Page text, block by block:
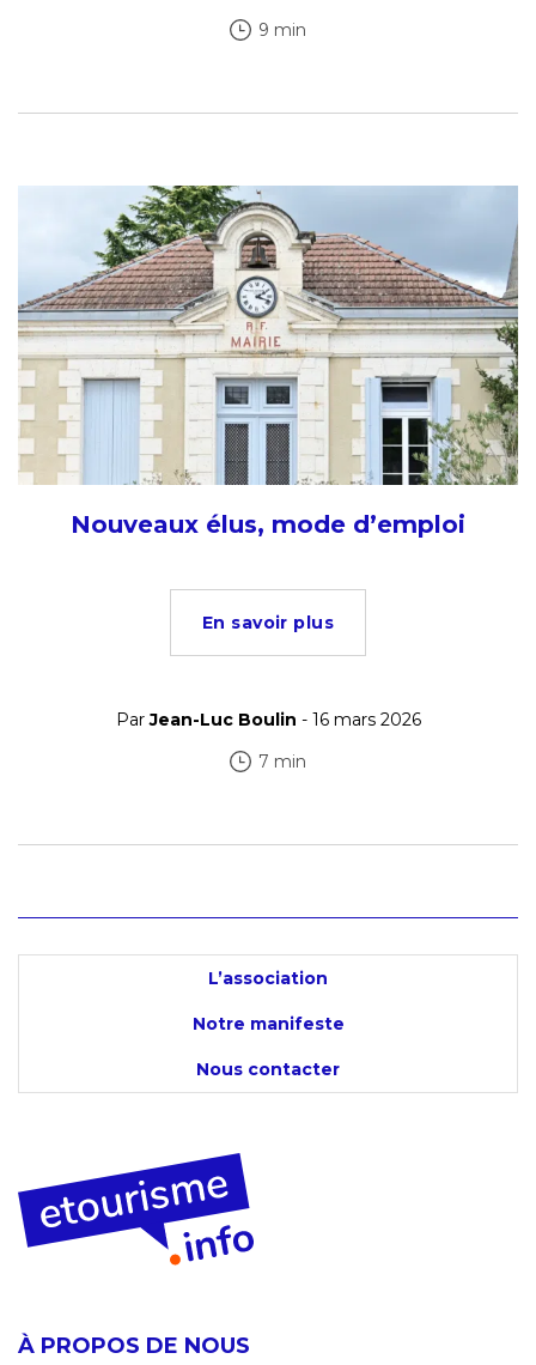
9 min
Nouveaux élus, mode d’emploi
En savoir plus
ParJean-Luc Boulin - 16 mars 2026
7 min
L’association
Notre manifeste
Nous contacter
À PROPOS DE NOUS